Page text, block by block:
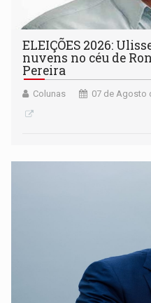
ELEIÇÕES 2026:
nuvens no céu de
Pereira
Colunas 07 de Agosto